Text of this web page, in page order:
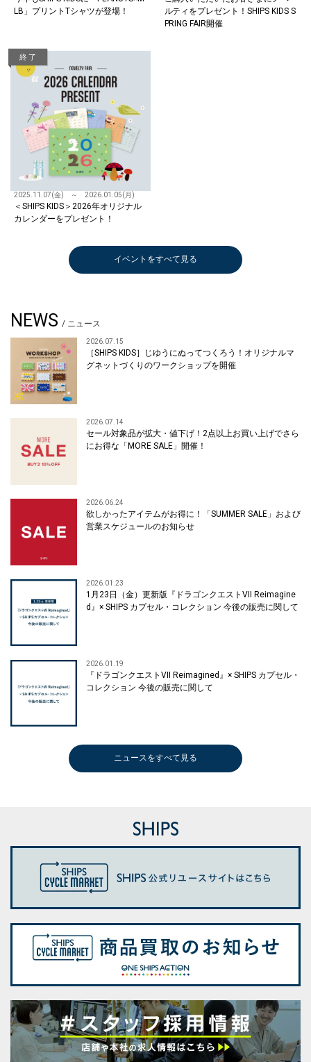
LB」プリントTシャツが登場！
ルティをプレゼント！SHIPS KIDS S
PRING FAIR開催
終 了
2025.11.07(金) ～ 2026.01.05(月)
＜SHIPS KIDS＞2026年オリジナル
カレンダーをプレゼント！
イベントをすべて見る
NEWS / ニュース
2026.07.15
［SHIPS KIDS］じゆうにぬってつくろう！オリジナルマ
グネットづくりのワークショップを開催
2026.07.14
セール対象品が拡大・値下げ！2点以上お買い上げでさら
にお得な「MORE SALE」開催！
2026.06.24
欲しかったアイテムがお得に！「SUMMER SALE」および
営業スケジュールのお知らせ
2026.01.23
1月23日（金）更新版『ドラゴンクエストVII Reimagine
d』× SHIPS カプセル・コレクション 今後の販売に関して
2026.01.19
『ドラゴンクエストVII Reimagined』× SHIPS カプセル・
コレクション 今後の販売に関して
ニュースをすべて見る